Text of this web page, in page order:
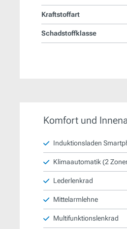
Kraftstoffart
Schadstoffklasse
Komfort und
Induktionsladen
Klimaautomatik (2
Lederlenkrad
Mittelarmlehne
Multifunktionslenkrad